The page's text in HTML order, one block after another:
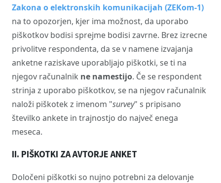
Zakona o elektronskih komunikacijah (ZEKom-1)
na to opozorjen, kjer ima možnost, da uporabo
piškotkov bodisi sprejme bodisi zavrne. Brez izrecne
privolitve respondenta, da se v namene izvajanja
anketne raziskave uporabljajo piškotki, se ti na
njegov računalnik ne namestijo. Če se respondent
strinja z uporabo piškotkov, se na njegov računalnik
naloži piškotek z imenom "survey" s pripisano
številko ankete in trajnostjo do največ enega
meseca.
II. PIŠKOTKI ZA AVTORJE ANKET
Določeni piškotki so nujno potrebni za delovanje